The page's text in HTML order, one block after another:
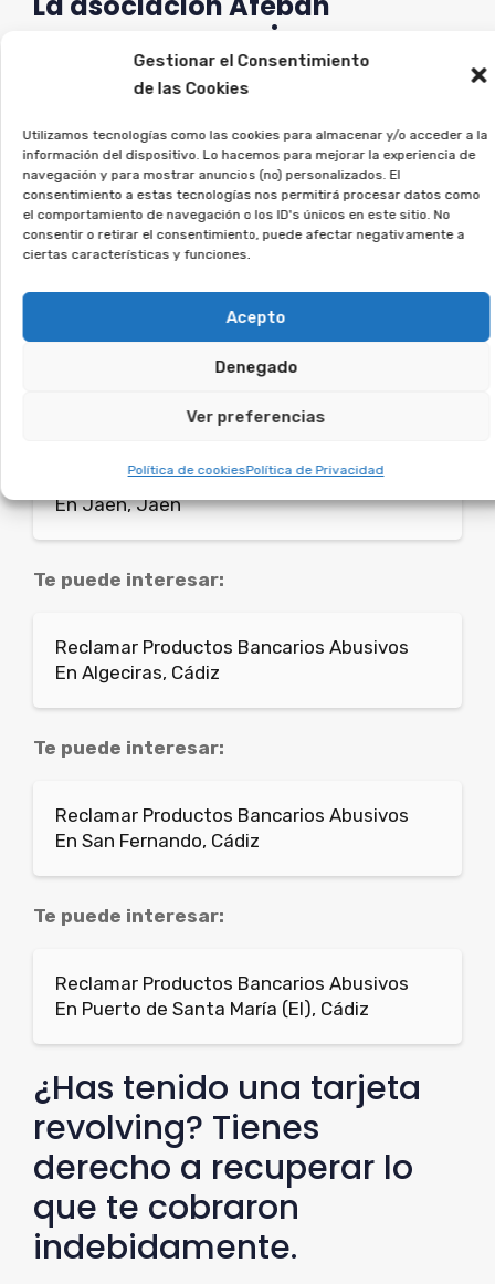
Gestionar el Consentimiento
de las Cookies
Utilizamos tecnologías como las cookies para almacenar y/o acceder a la
información del dispositivo. Lo hacemos para mejorar la experiencia de
navegación y para mostrar anuncios (no) personalizados. El
consentimiento a estas tecnologías nos permitirá procesar datos como
el comportamiento de navegación o los ID's únicos en este sitio. No
consentir o retirar el consentimiento, puede afectar negativamente a
ciertas características y funciones.
Acepto
Denegado
Ver preferencias
Política de cookiesPolítica de Privacidad
asesoramos a quienes
firmaron este tipo de contratos
a recuperar su dinero.
Si estás en esta situación, regístrate sin
compromiso, y lo estudiaremos en detalle.
Te puede interesar:
Reclamar Productos Bancarios Abusivos
Te puede interesar:
Reclamar Productos Bancarios Abusivos
En Jaén, Jaén
Te puede interesar:
Reclamar Productos Bancarios Abusivos
En Algeciras, Cádiz
Te puede interesar:
Reclamar Productos Bancarios Abusivos
En San Fernando, Cádiz
Te puede interesar:
Reclamar Productos Bancarios Abusivos
En Puerto de Santa María (El), Cádiz
¿Has tenido una tarjeta
revolving? Tienes
derecho a recuperar lo
que te cobraron
indebidamente.